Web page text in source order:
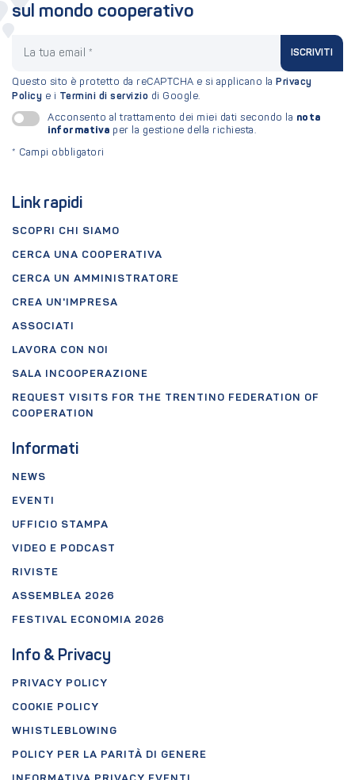
Link rapidi
SCOPRI CHI SIAMO
CERCA UNA COOPERATIVA
CERCA UN AMMINISTRATORE
CREA UN'IMPRESA
ASSOCIATI
LAVORA CON NOI
SALA INCOOPERAZIONE
REQUEST VISITS FOR THE TRENTINO FEDERATION OF
COOPERATION
Informati
NEWS
EVENTI
UFFICIO STAMPA
VIDEO E PODCAST
RIVISTE
ASSEMBLEA 2026
FESTIVAL ECONOMIA 2026
Info & Privacy
PRIVACY POLICY
COOKIE POLICY
WHISTLEBLOWING
POLICY PER LA PARITÀ DI GENERE
sul mondo cooperativo
ISCRIVITI
Questo sito è protetto da reCAPTCHA e si applicano la Privacy
Policy e i Termini di servizio di Google.
Acconsento al trattamento dei miei dati secondo la nota
informativa per la gestione della richiesta.
* Campi obbligatori